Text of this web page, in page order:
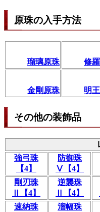
原珠の入手方法
瑠璃原珠 修
金剛原珠 明
その他の装飾品
強弓珠
【4】
防御珠
Ⅴ【4】
剛刃珠
Ⅱ【4】
逆襲珠
Ⅱ【4】
速納珠
溜幅珠